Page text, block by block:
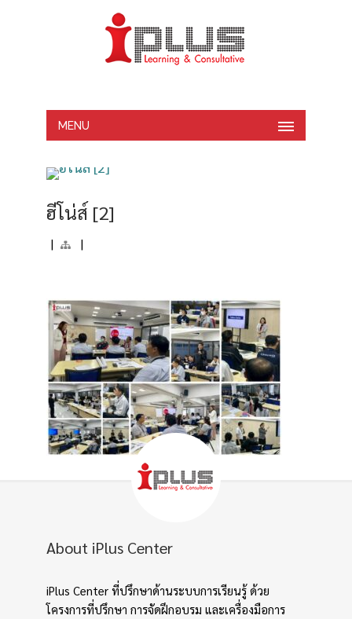
MENU
ฮีโน่ส์ [2]
| |
About iPlus Center
iPlus Center ที่ปรึกษาด้านระบบการเรียนรู้ ด้วย
โครงการที่ปรึกษา การจัดฝึกอบรม และเครื่องมือการ